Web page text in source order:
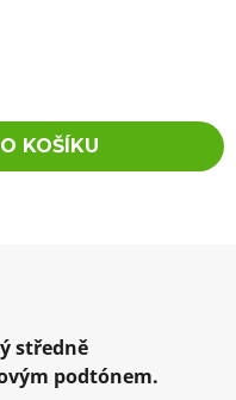
KOŠÍKU
středně
podtónem.